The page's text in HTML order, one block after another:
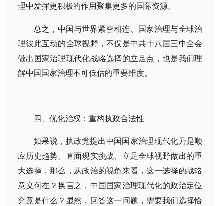
理中发挥更积极的作用聚集更多的国际资源。
总之，中国与世界紧密相连、国家治理与全球治
理彼此互动的全球视野，不仅是中共十八届三中全会
做出国家治理现代化战略选择的立足点，也是我们理
解中国国家治理不可低估的重要维度。
四、优化治权：重构执政合法性
如果说，执政党提出中国国家治理现代化乃是顺
应历史趋势、直面现实挑战、立足全球视野做出的重
大选择，那么，从政治的视角来看，这一选择的战略
意义何在？换言之，中国国家治理现代化的政治定位
究竟是什么？显然，回答这一问题，需要我们选择恰